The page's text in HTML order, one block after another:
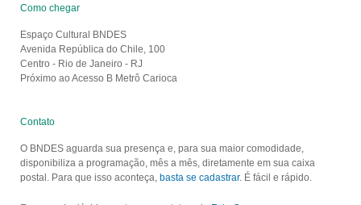
Como chegar
Espaço Cultural BNDES
Avenida República do Chile, 100
Centro - Rio de Janeiro - RJ
Próximo ao Acesso B Metrô Carioca
Contato
O BNDES aguarda sua presença e, para sua maior comodidade,
disponibiliza a programação, mês a mês, diretamente em sua caixa
postal. Para que isso aconteça, basta se cadastrar. É fácil e rápido.